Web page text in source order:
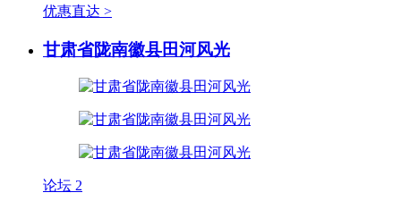
优惠直达 >
甘肃省陇南徽县田河风光
论坛 2